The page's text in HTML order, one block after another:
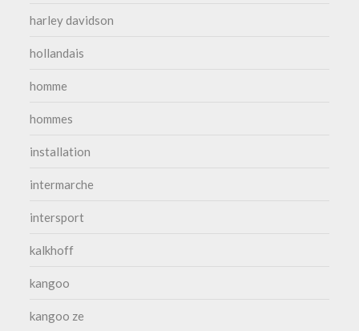
harley davidson
hollandais
homme
hommes
installation
intermarche
intersport
kalkhoff
kangoo
kangoo ze